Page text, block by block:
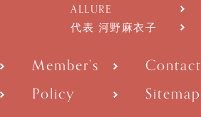
ALLURE
代表 河野麻衣子
Member’s
Contact
Policy Sitemap